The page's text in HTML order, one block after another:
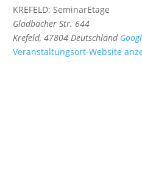
KREFELD: SeminarEtage
Gladbacher Str. 644
Krefeld, 47804 Deutschland
Veranstaltungsort-Website